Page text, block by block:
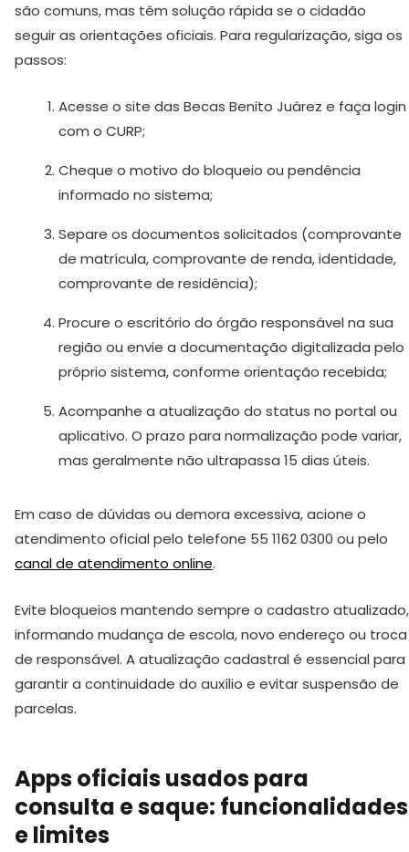
são comuns, mas têm solução rápida se o cidadão
seguir as orientações oficiais. Para regularização, siga os
passos:
Acesse o site das Becas Benito Juárez e faça login
com o CURP;
Cheque o motivo do bloqueio ou pendência
informado no sistema;
Separe os documentos solicitados (comprovante
de matrícula, comprovante de renda, identidade,
comprovante de residência);
Procure o escritório do órgão responsável na sua
região ou envie a documentação digitalizada pelo
próprio sistema, conforme orientação recebida;
Acompanhe a atualização do status no portal ou
aplicativo. O prazo para normalização pode variar,
mas geralmente não ultrapassa 15 dias úteis.
Em caso de dúvidas ou demora excessiva, acione o
atendimento oficial pelo telefone 55 1162 0300 ou pelo
canal de atendimento online.
Evite bloqueios mantendo sempre o cadastro atualizado,
informando mudança de escola, novo endereço ou troca
de responsável. A atualização cadastral é essencial para
garantir a continuidade do auxílio e evitar suspensão de
parcelas.
Apps oficiais usados para
consulta e saque: funcionalidades
e limites